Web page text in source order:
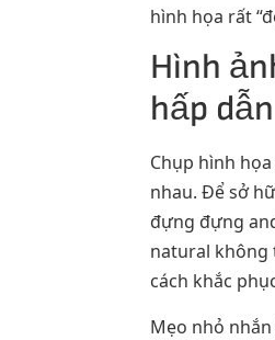
hình họa rất
Hình
hấp
Chụp hình
nhau. Để sở
đựng đựng
natural không
cách khắc
Mẹo nhỏ